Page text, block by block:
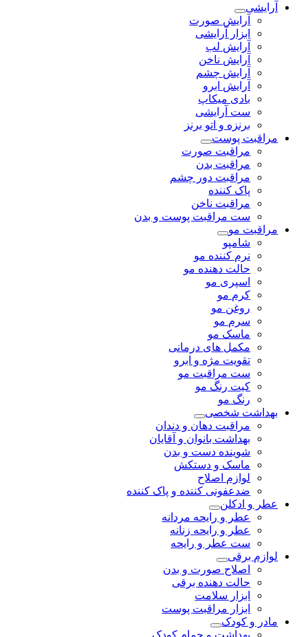
آرایشی
آرایش صورت
ابزار آرایشی
آرایش لب
آرایش ناخن
آرایش چشم
آرایش ابرو
بادی میکاپ
ست آرایشی
برنزه و اتو برنز
مراقبت پوست
مراقبت صورت
مراقبت بدن
مراقبت دور چشم
پاک کننده
مراقبت ناخن
ست مراقبت پوست و بدن
مراقبت مو
شامپو
نرم کننده مو
حالت دهنده مو
اسپری مو
کرم مو
روغن مو
سرم مو
ماسک مو
مکمل های درمانی
تقویت مژه و ابرو
ست مراقبت مو
کیت رنگ مو
رنگ مو
بهداشت شخصی
مراقبت دهان و دندان
بهداشت بانوان و آقایان
شوینده دست و بدن
ماسک و دستکش
لوازم اصلاح
ضدعفونی کننده و پاک کننده
عطر و ادکلن
عطر و رایحه مردانه
عطر و رایحه زنانه
ست عطر و رایحه
لوازم برقی
اصلاح صورت و بدن
حالت دهنده برقی
ابزار سلامت
ابزار مراقبت پوست
مادر و کودک
بهداشت و حمام کودک